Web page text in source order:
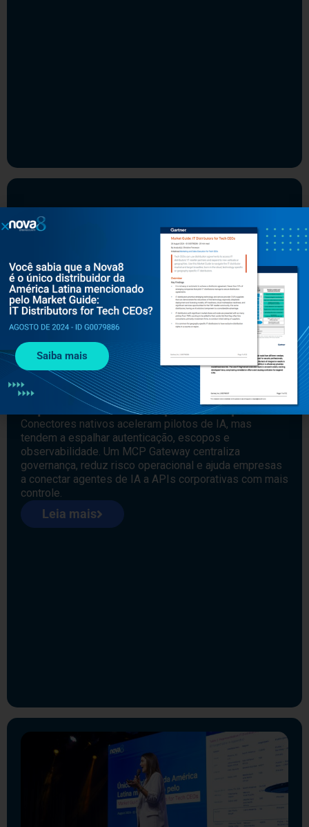
MAIO 4, 2026SOLUÇÕES
MCP Gateway vs conectores nativos: qual
arquitetura faz sentido para IA corporativa?
Conectores nativos aceleram pilotos de IA, mas
tendem a espalhar autenticação, escopos e
observabilidade. Um MCP Gateway centraliza
governança, reduz risco operacional e ajuda empresas
a conectar agentes de IA a APIs corporativas com mais
controle.
Leia mais
Saiba mais